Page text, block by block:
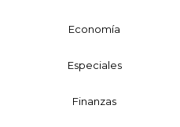
Economía
Especiales
Finanzas